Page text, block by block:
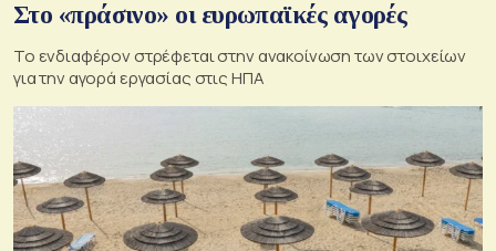
Στο «πράσινο» οι ευρωπαϊκές αγορές
Το ενδιαφέρον στρέφεται στην ανακοίνωση των στοιχείων
για την αγορά εργασίας στις ΗΠΑ